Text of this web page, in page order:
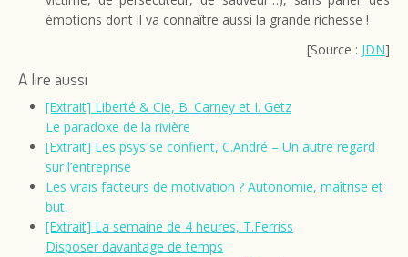
émotions dont il va connaître aussi la grande richesse !
[Source : JDN]
A lire aussi
[Extrait] Liberté & Cie, B. Carney et I. Getz
Le paradoxe de la rivière
[Extrait] Les psys se confient, C.André – Un autre regard
sur l’entreprise
Les vrais facteurs de motivation ? Autonomie, maîtrise et
but.
[Extrait] La semaine de 4 heures, T.Ferriss
Disposer davantage de temps